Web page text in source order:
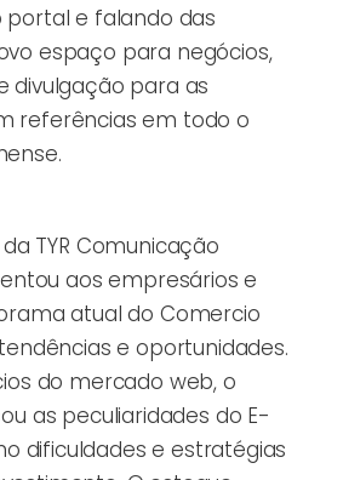
e falando das
espaço para negócios,
divulgação para as
referências em todo o
TYR Comunicação
aos empresários e
atual do Comercio
e oportunidades.
do mercado web, o
as peculiaridades do E-
dificuldades e estratégias